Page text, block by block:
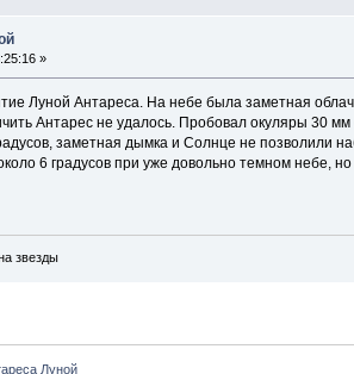
»
Луной Антареса. На небе была заметная
Антарес не удалось. Пробовал окуляры 30
заметная дымка и Солнце не позволили
6 градусов при уже довольно темном небе,
звезды
Луной